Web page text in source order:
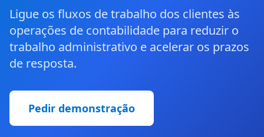
Ligue os fluxos de trabalho dos clientes às
operações de contabilidade para reduzir o
trabalho administrativo e acelerar os prazos
de resposta.
Pedir demonstração